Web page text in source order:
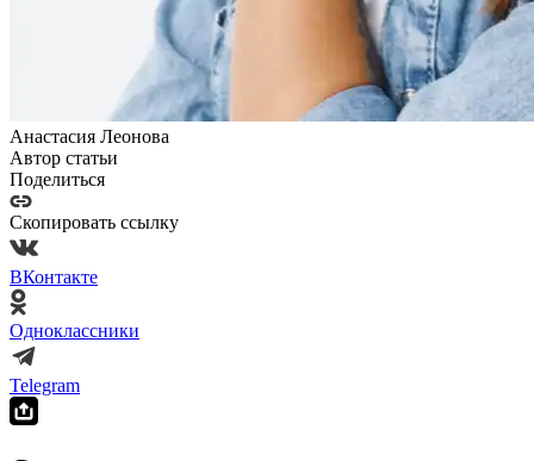
Анастасия Леонова
Автор статьи
Поделиться
Скопировать ссылку
ВКонтакте
Одноклассники
Telegram